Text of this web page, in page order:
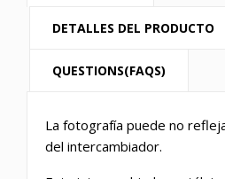
DETALLES DEL PRODUCTO
QUESTIONS(FAQS)
La fotografía puede no
del intercambiador.